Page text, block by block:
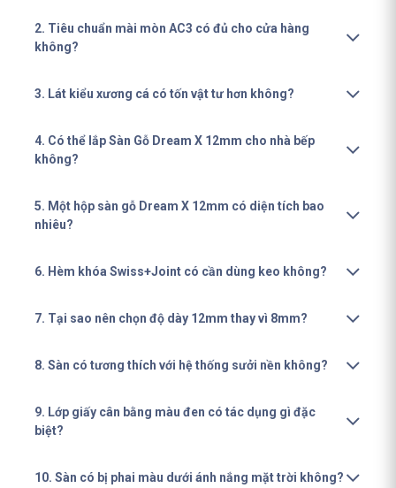
2. Tiêu chuẩn mài mòn AC3 có đủ cho cửa hàng
không?
3. Lát kiểu xương cá có tốn vật tư hơn không?
4. Có thể lắp Sàn Gỗ Dream X 12mm cho nhà bếp
không?
5. Một hộp sàn gỗ Dream X 12mm có diện tích bao
nhiêu?
6. Hèm khóa Swiss+Joint có cần dùng keo không?
7. Tại sao nên chọn độ dày 12mm thay vì 8mm?
8. Sàn có tương thích với hệ thống sưởi nền không?
9. Lớp giấy cân bằng màu đen có tác dụng gì đặc
biệt?
10. Sàn có bị phai màu dưới ánh nắng mặt trời không?